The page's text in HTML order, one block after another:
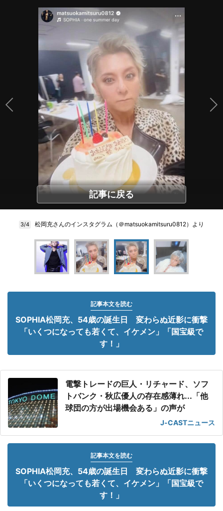
記事に戻る
3/4 松岡充さんのインスタグラム（＠matsuokamitsuru0812）より
記事本文を読む
SOPHIA松岡充、54歳の誕生日 変わらぬ近影に衝撃
「いくつになっても若くて、イケメン」「国宝級で
す！」
電撃トレードの巨人・リチャード、ソフ
トバンク・秋広優人の存在感薄れ...「他
球団の方が出場機会ある」の声が
J-CASTニュース
記事本文を読む
SOPHIA松岡充、54歳の誕生日 変わらぬ近影に衝撃
「いくつになっても若くて、イケメン」「国宝級で
す！」